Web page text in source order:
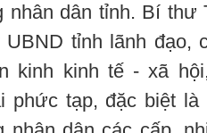
nhân dân tỉnh. Bí
tỉnh lãnh đạo,
kinh kinh tế - xã
phức tạp, đặc biệt